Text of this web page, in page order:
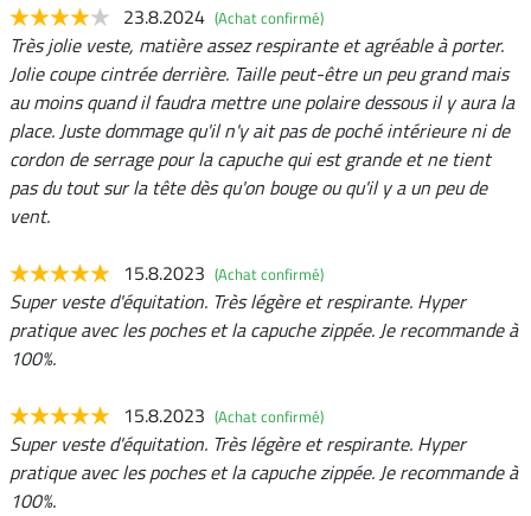
23.8.2024 (Achat confirmé)
Très jolie veste, matière assez respirante et agréable à porter.
Jolie coupe cintrée derrière. Taille peut-être un peu grand mais
au moins quand il faudra mettre une polaire dessous il y aura la
place. Juste dommage qu'il n'y ait pas de poché intérieure ni de
cordon de serrage pour la capuche qui est grande et ne tient
pas du tout sur la tête dès qu'on bouge ou qu'il y a un peu de
vent.
15.8.2023 (Achat confirmé)
Super veste d'équitation. Très légère et respirante. Hyper
pratique avec les poches et la capuche zippée. Je recommande à
100%.
15.8.2023 (Achat confirmé)
Super veste d'équitation. Très légère et respirante. Hyper
pratique avec les poches et la capuche zippée. Je recommande à
100%.